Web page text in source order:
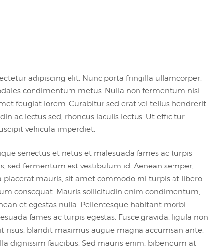
adipiscing elit. Nunc porta fringilla ullamcorper.
condimentum metus. Nulla non fermentum nisl.
feugiat lorem. Curabitur sed erat vel tellus hendrerit
ac lectus sed, rhoncus iaculis lectus. Ut efficitur
vehicula imperdiet.
senectus et netus et malesuada fames ac turpis
sed fermentum est vestibulum id. Aenean semper,
placerat mauris, sit amet commodo mi turpis at libero.
consequat. Mauris sollicitudin enim condimentum,
et egestas nulla. Pellentesque habitant morbi
fames ac turpis egestas. Fusce gravida, ligula non
risus, blandit maximus augue magna accumsan ante.
dignissim faucibus. Sed mauris enim, bibendum at